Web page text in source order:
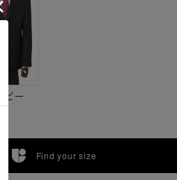
ビー
Find your size